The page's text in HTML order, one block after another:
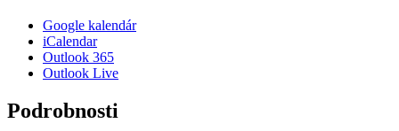
Google kalendár
iCalendar
Outlook 365
Outlook Live
Podrobnosti